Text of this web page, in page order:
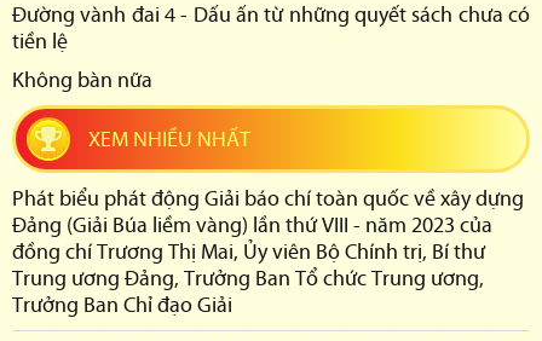
Đường vành đai 4 - Dấu ấn từ những quyết sách chưa có
tiền lệ
Không bàn nữa
XEM NHIỀU NHẤT
Phát biểu phát động Giải báo chí toàn quốc về xây dựng
Đảng (Giải Búa liềm vàng) lần thứ VIII - năm 2023 của
đồng chí Trương Thị Mai, Ủy viên Bộ Chính trị, Bí thư
Trung ương Đảng, Trưởng Ban Tổ chức Trung ương,
Trưởng Ban Chỉ đạo Giải